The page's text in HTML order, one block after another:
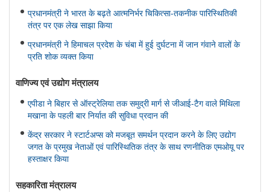
प्रधानमंत्री ने भारत के बढ़ते आत्मनिर्भर चिकित्सा-तकनीक पारिस्थितिकी
तंत्र पर एक लेख साझा किया
प्रधानमंत्री ने हिमाचल प्रदेश के चंबा में हुई दुर्घटना में जान गंवाने वालों के
प्रति शोक व्यक्त किया
वाणिज्‍य एवं उद्योग मंत्रालय
एपीडा ने बिहार से ऑस्ट्रेलिया तक समुद्री मार्ग से जीआई-टैग वाले मिथिला
मखाना के पहली बार निर्यात की सुविधा प्रदान की
केंद्र सरकार ने स्टार्टअप्स को मजबूत समर्थन प्रदान करने के लिए उद्योग
जगत के प्रमुख नेताओं एवं पारिस्थितिक तंत्र के साथ रणनीतिक एमओयू पर
हस्ताक्षर किया
सहकारिता मंत्रालय